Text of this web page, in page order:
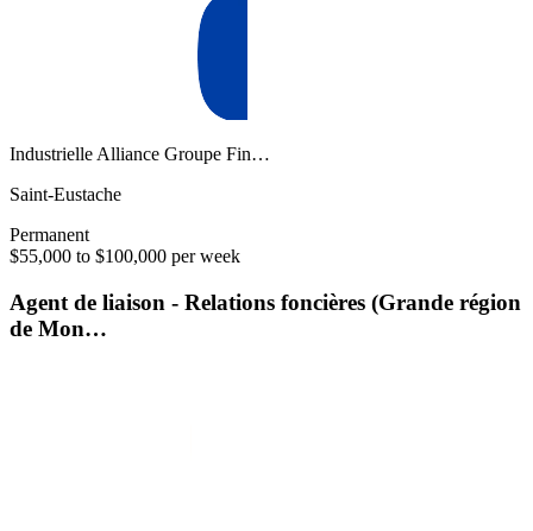
Industrielle Alliance Groupe Fin…
Saint-Eustache
Permanent
$55,000 to $100,000 per week
Agent de liaison - Relations foncières (Grande région
de Mon…